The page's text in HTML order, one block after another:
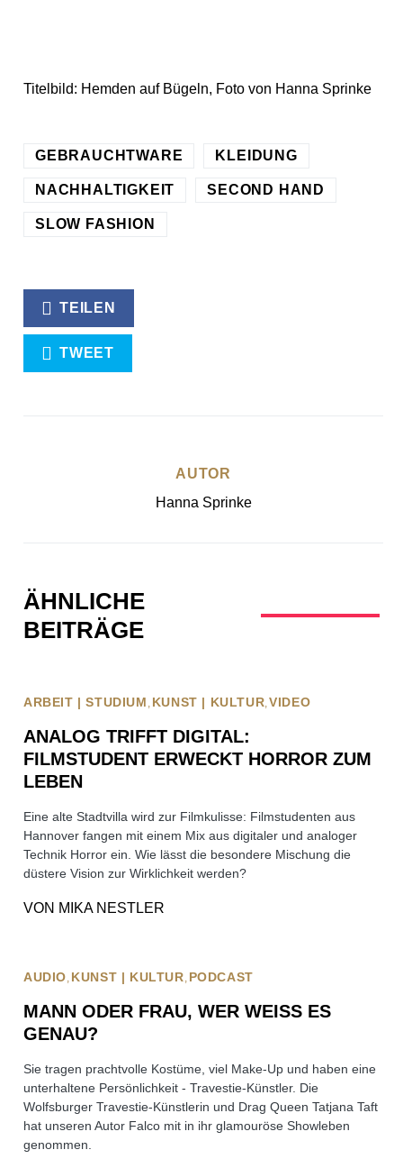
Titelbild: Hemden auf Bügeln, Foto von Hanna Sprinke
GEBRAUCHTWARE KLEIDUNG
NACHHALTIGKEIT SECOND HAND
SLOW FASHION
TEILEN
TWEET
AUTOR
Hanna Sprinke
ÄHNLICHE
BEITRÄGE
ARBEIT | STUDIUM KUNST | KULTUR VIDEO
ANALOG TRIFFT DIGITAL:
FILMSTUDENT ERWECKT HORROR ZUM
LEBEN
Eine alte Stadtvilla wird zur Filmkulisse: Filmstudenten aus
Hannover fangen mit einem Mix aus digitaler und analoger
Technik Horror ein. Wie lässt die besondere Mischung die
düstere Vision zur Wirklichkeit werden?
VON MIKA NESTLER
AUDIO KUNST | KULTUR PODCAST
MANN ODER FRAU, WER WEISS ES G
ENAU?
Sie tragen prachtvolle Kostüme, viel Make-Up und haben eine
unterhaltene Persönlichkeit - Travestie-Künstler. Die
Wolfsburger Travestie-Künstlerin und Drag Queen Tatjana Taft
hat unseren Autor Falco mit in ihr glamouröse Showleben
genommen.